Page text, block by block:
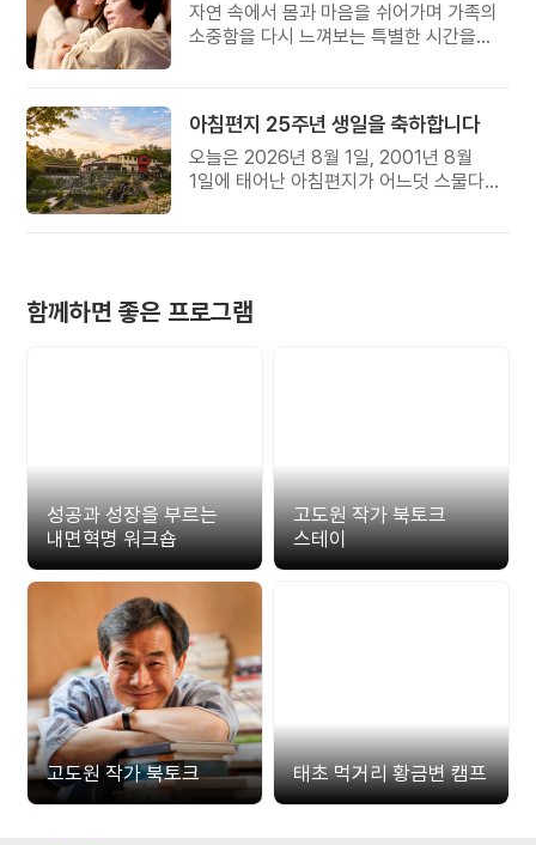
자연 속에서 몸과 마음을 쉬어가며 가족의
소중함을 다시 느껴보는 특별한 시간을
아침편지 25주년 생일을 축하합니다
오늘은 2026년 8월 1일, 2001년 8월
1일에 태어난 아침편지가 어느덧 스물다섯
함께하면 좋은 프로그램
성공과 성장을 부르는
내면혁명 워크숍
고도원 작가 북토크
스테이
고도원 작가 북토크 태초 먹거리 황금변 캠프